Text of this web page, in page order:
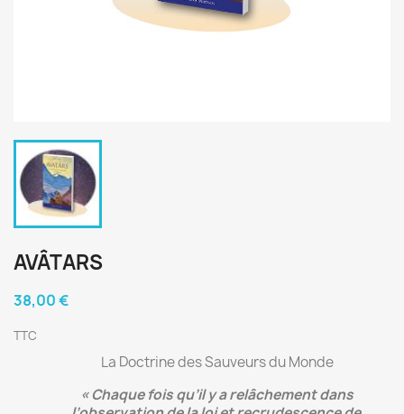
AVÂTARS
38,00 €
TTC
La Doctrine des Sauveurs du Monde
« Chaque fois qu’il y a relâchement dans